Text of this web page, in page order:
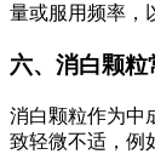
量或服用频率，
六、消白颗
消白颗粒作为中
致轻微不适，例